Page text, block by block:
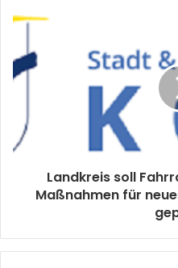
Landkreis soll
Maßnahmen für